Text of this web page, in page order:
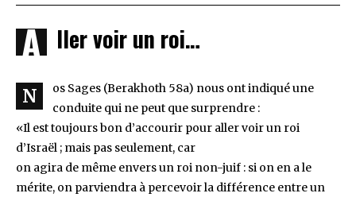
A ller voir un roi…
N
os Sages (Berakhoth 58a) nous ont indiqué une
conduite qui ne peut que surprendre :
«Il est toujours bon d’accourir pour aller voir un roi
d’Israël ; mais pas seulement, car
on agira de même envers un roi non-juif : si on en a le
mérite, on parviendra à percevoir la différence entre un